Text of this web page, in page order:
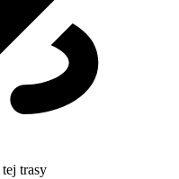
tej trasy